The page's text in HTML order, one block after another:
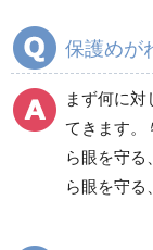
保護めが
まず何に
てきます。
ら眼を守る
ら眼を守る